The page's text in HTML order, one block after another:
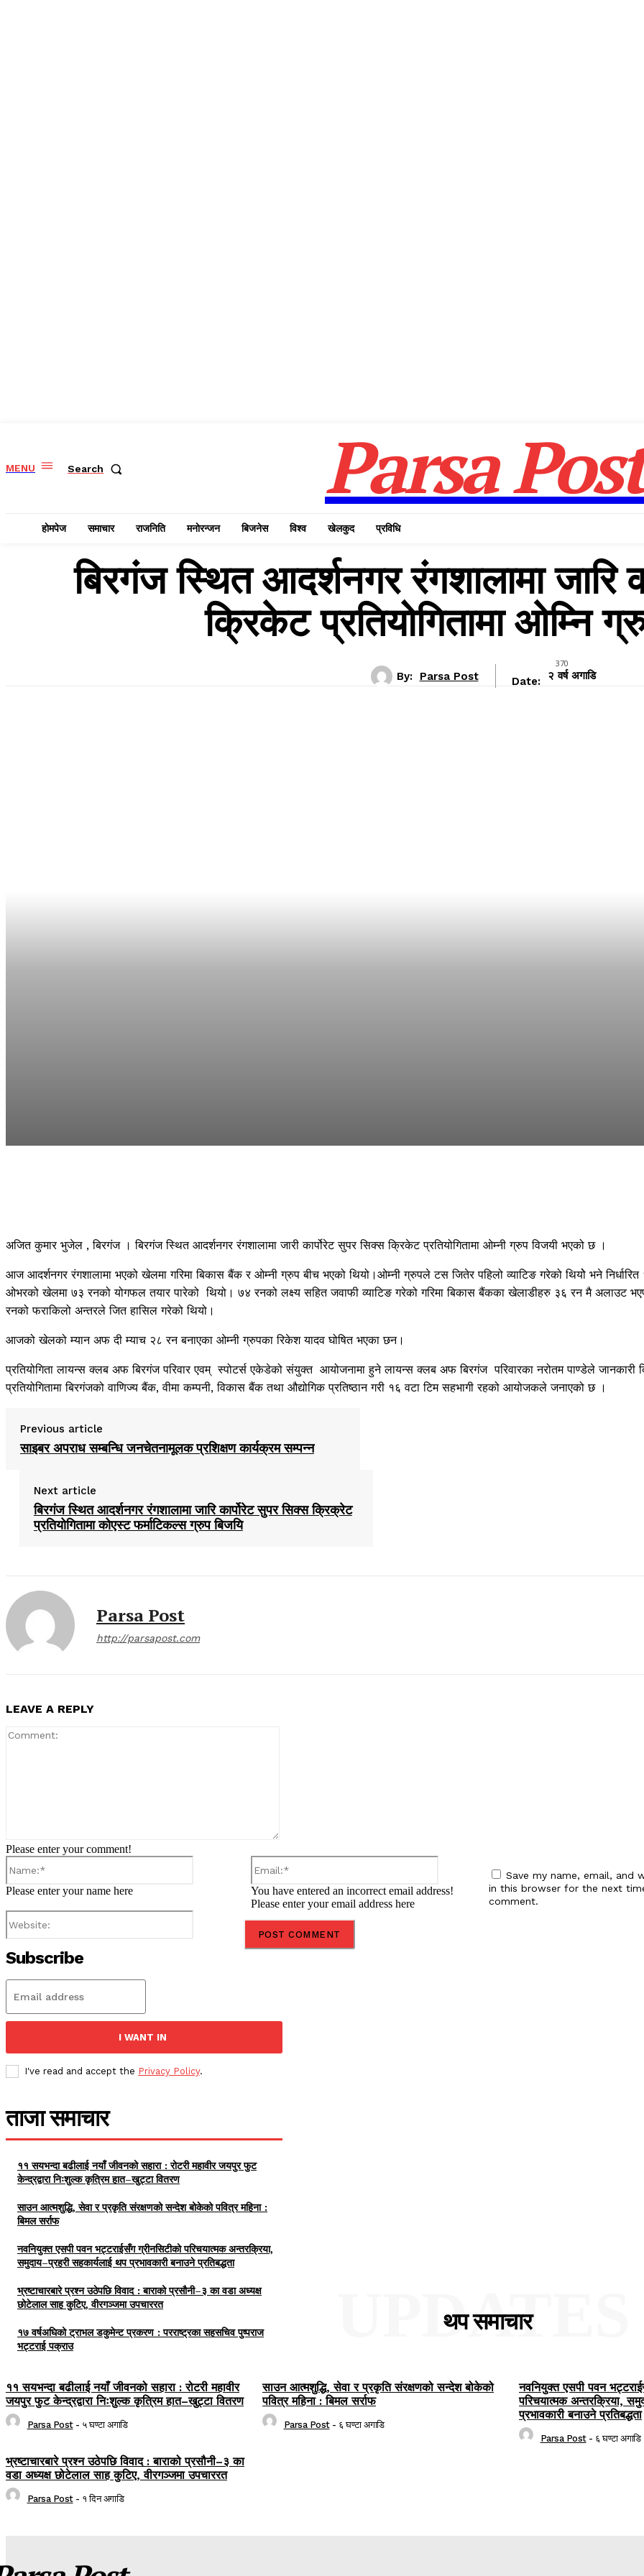
MENU Search Parsa Post
हाेमपेज समाचार राजनिति मनाेरन्जन बिजनेस विश्व खेलकुद प्रविधि
बिरगंज स्थित आदर्शनगर रंगशालामा जारि
क्रिकेट प्रतियोगितामा ओम्नि
By: Parsa Post Date: २ वर्ष अगाडि
370
अजित कुमार भुजेल , बिरगंज । बिरगंज स्थित आदर्शनगर रंगशालामा जारी कार्पोरेट सुपर सिक्स क्रिकेट प्रतियोगितामा ओम्नी ग्रुप विजयी भएको छ ।
आज आदर्शनगर रंगशालामा भएको खेलमा गरिमा बिकास बैंक र ओम्नी ग्रुप बीच भएको थियो।ओम्नी ग्रुपले टस जितेर पहिलो व्याटिङ गरेको थियोे भने निर्धारित
ओभरको खेलमा ७३ रनको योगफल तयार पारेको थियो। ७४ रनको लक्ष्य सहित जवाफी व्याटिङ गरेको गरिमा बिकास बैंकका खेलाडीहरु ३६ रन मै अलाउट
रनको फराकिलो अन्तरले जित हासिल गरेको थियो।
आजको खेलको म्यान अफ दी म्याच २८ रन बनाएका ओम्नी ग्रुपका रिकेश यादव घोषित भएका छन।
प्रतियोगिता लायन्स क्लब अफ बिरगंज परिवार एवम् स्पोटर्स एकेडेको संयुक्त आयोजनामा हुने लायन्स क्लब अफ बिरगंज परिवारका नरोतम पाण्डेले जानकारी
प्रतियोगितामा बिरगंजको वाणिज्य बैंक, वीमा कम्पनी, विकास बैंक तथा औद्योगिक प्रतिष्ठान गरी १६ वटा टिम सहभागी रहको आयोजकले जनाएको छ ।
Previous article
साइबर अपराध सम्बन्धि जनचेतनामूलक प्रशिक्षण कार्यक्रम सम्पन्न
Next article
बिरगंज स्थित आदर्शनगर रंगशालामा जारि कार्पोरेट सुपर सिक्स क्रिक्रेट
प्रतियोगितामा कोएस्ट फर्माटिकल्स ग्रुप बिजयि
Parsa Post
http://parsapost.com
LEAVE A REPLY
Please enter your comment!
Please enter your name here
Email:*
You have entered an incorrect email address!
Please enter your email address here
Save my name, email, and
in this browser for the next
comment.
Subscribe
I WANT IN
I've read and accept the Privacy Policy.
ताजा समाचार
११ सयभन्दा बढीलाई नयाँ जीवनको सहारा : रोटरी महावीर जयपुर फुट
केन्द्रद्वारा निःशुल्क कृत्रिम हात–खुट्टा वितरण
साउन आत्मशुद्धि, सेवा र प्रकृति संरक्षणको सन्देश बोकेको पवित्र महिना :
बिमल सर्राफ
नवनियुक्त एसपी पवन भट्टराईसँग ग्रीनसिटीको परिचयात्मक अन्तरक्रिया,
समुदाय–प्रहरी सहकार्यलाई थप प्रभावकारी बनाउने प्रतिबद्धता
भ्रष्टाचारबारे प्रश्न उठेपछि विवाद : बाराको प्रसौनी–३ का वडा अध्यक्ष
छोटेलाल साह कुटिए, वीरगञ्जमा उपचाररत
१७ वर्षअघिको ट्राभल डकुमेन्ट प्रकरण : परराष्ट्रका सहसचिव पुष्पराज
भट्टराई पक्राउ
थप समाचार
UPDATES
११ सयभन्दा बढीलाई नयाँ जीवनको सहारा : रोटरी महावीर
जयपुर फुट केन्द्रद्वारा निःशुल्क कृत्रिम हात–खुट्टा वितरण
Parsa Post - ५ घण्टा अगाडि
साउन आत्मशुद्धि, सेवा र प्रकृति संरक्षणको सन्देश बोकेको
पवित्र महिना : बिमल सर्राफ
Parsa Post - ६ घण्टा अगाडि
नवनियुक्त एसपी पवन
परिचयात्मक अन्तरक्रिया,
प्रभावकारी बनाउने प्रतिबद्धता
Parsa Post - ६ घण्टा अगाडि
भ्रष्टाचारबारे प्रश्न उठेपछि विवाद : बाराको प्रसौनी–३ का
वडा अध्यक्ष छोटेलाल साह कुटिए, वीरगञ्जमा उपचाररत
Parsa Post - १ दिन अगाडि